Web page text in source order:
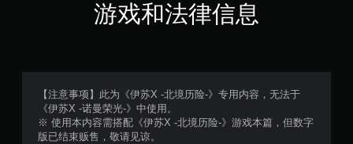
游戏和法律信息
【注意事项】此为《伊苏X -北境历险-》专用内容，无法于
《伊苏X -诺曼荣光-》中使用。
※ 使用本内容需搭配《伊苏X -北境历险-》游戏本篇，但数字
版已结束贩售，敬请见谅。